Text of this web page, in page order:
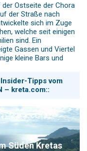
der Ostseite der Chora
der Straße nach
sich im Zuge
welche seit einigen
sind. Ein
Gassen und Viertel
kleine Bars und
Tipps vom
– kreta.com::
Süden Kretas